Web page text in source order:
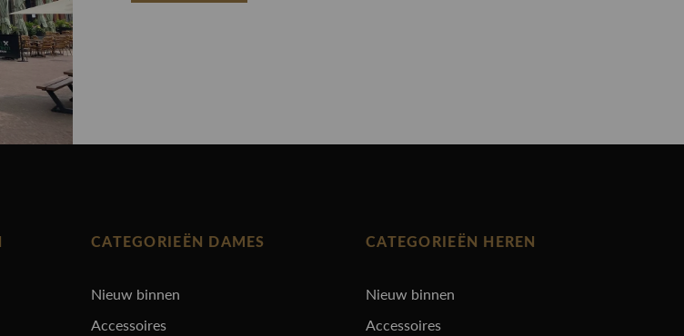
CATEGORIEËN DAMES
Nieuw binnen
Accessoires
CATEGORIEËN HEREN
Nieuw binnen
Accessoires